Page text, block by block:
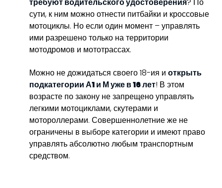
сути, к ним можно отнести питбайки и кроссовые
мотоциклы. Но если один момент – управлять
ими разрешено только на территории
мотодромов и мототрассах.
Можно не дожидаться своего 18-ия и открыть
подкатегории А1 и М уже в 16 лет! В этом
возрасте по закону не запрещено управлять
легкими мотоциклами, скутерами и
мотороллерами. Совершеннолетние же не
ограничены в выборе категории и имеют право
управлять абсолютно любым транспортным
средством.